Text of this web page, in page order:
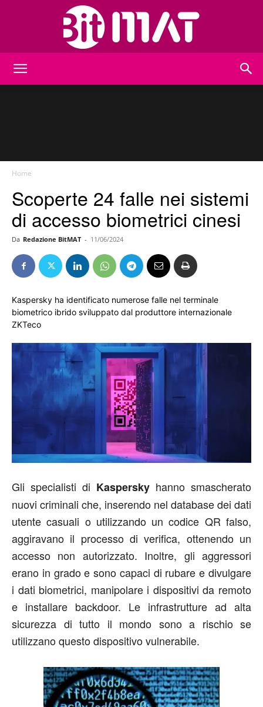
Home
Scoperte 24 falle nei sistemi
di accesso biometrici cinesi
Da Redazione BitMAT - 11/06/2024
Kaspersky ha identificato numerose falle nel terminale
biometrico ibrido sviluppato dal produttore internazionale
ZKTeco
Gli specialisti di Kaspersky hanno smascherato
nuovi criminali che, inserendo nel database dei dati
utente casuali o utilizzando un codice QR falso,
aggiravano il processo di verifica, ottenendo un
accesso non autorizzato. Inoltre, gli aggressori
erano in grado e sono capaci di rubare e divulgare
i dati biometrici, manipolare i dispositivi da remoto
e installare backdoor. Le infrastrutture ad alta
sicurezza di tutto il mondo sono a rischio se
utilizzano questo dispositivo vulnerabile.